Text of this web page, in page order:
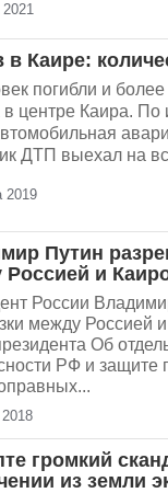
в Каире:
погибли и
в центре Каира.
ДТП выехал на
2019
Путин
Россией и
России
между Россией
Об
РФ и защите
громкий
из земли